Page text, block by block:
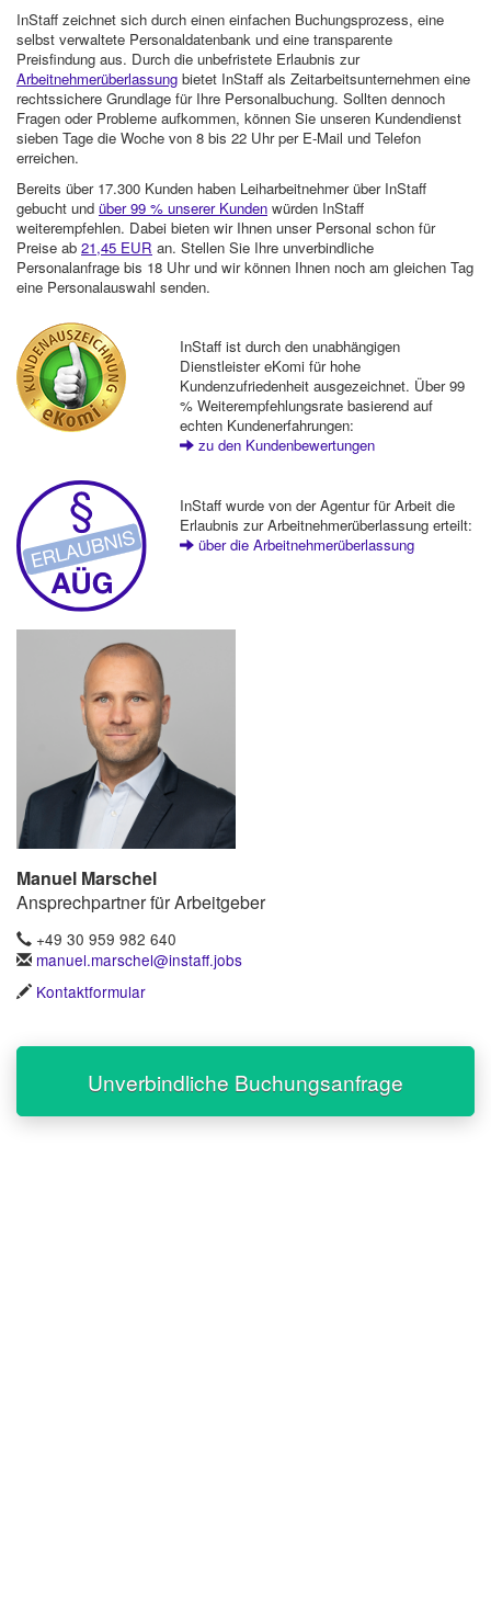
InStaff zeichnet sich durch einen einfachen Buchungsprozess, eine
selbst verwaltete Personaldatenbank und eine transparente
Preisfindung aus. Durch die unbefristete Erlaubnis zur
Arbeitnehmerüberlassung bietet InStaff als Zeitarbeitsunternehmen eine
rechtssichere Grundlage für Ihre Personalbuchung. Sollten dennoch
Fragen oder Probleme aufkommen, können Sie unseren Kundendienst
sieben Tage die Woche von 8 bis 22 Uhr per E-Mail und Telefon
erreichen.
Bereits über 17.300 Kunden haben Leiharbeitnehmer über InStaff
gebucht und über 99 % unserer Kunden würden InStaff
weiterempfehlen. Dabei bieten wir Ihnen unser Personal schon für
Preise ab 21,45 EUR an. Stellen Sie Ihre unverbindliche
Personalanfrage bis 18 Uhr und wir können Ihnen noch am gleichen Tag
eine Personalauswahl senden.
InStaff ist durch den unabhängigen
Dienstleister eKomi für hohe
Kundenzufriedenheit ausgezeichnet. Über 99
% Weiterempfehlungsrate basierend auf
echten Kundenerfahrungen:
zu den Kundenbewertungen
InStaff wurde von der Agentur für Arbeit die
Erlaubnis zur Arbeitnehmerüberlassung erteilt:
über die Arbeitnehmerüberlassung
Manuel Marschel
Ansprechpartner für Arbeitgeber
+49 30 959 982 640
manuel.marschel@instaff.jobs
Kontaktformular
Unverbindliche Buchungsanfrage